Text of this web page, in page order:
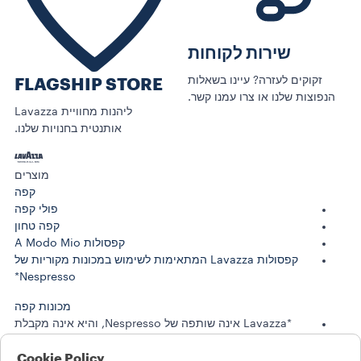
שירות לקוחות
זקוקים לעזרה? עיינו בשאלות
הנפוצות שלנו או צרו עמנו קשר.
FLAGSHIP STORE
ליהנות מחוויית Lavazza
אותנטית בחנויות שלנו.
מוצרים
קפה
פולי קפה
קפה טחון
קפסולות A Modo Mio
קפסולות Lavazza המתאימות לשימוש במכונות מקוריות של
Nespresso*
מכונות קפה
*Lavazza אינה שותפה של Nespresso, והיא אינה מקבלת